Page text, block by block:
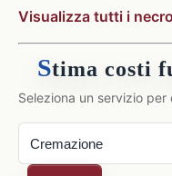
Visualizza tutti i
Stima costi
Seleziona un servizio